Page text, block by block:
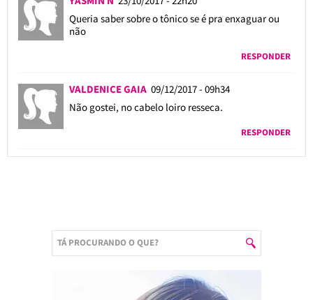
Queria saber sobre o tônico se é pra enxaguar ou
não
RESPONDER
VALDENICE GAIA 09/12/2017 - 09h34
Não gostei, no cabelo loiro resseca.
RESPONDER